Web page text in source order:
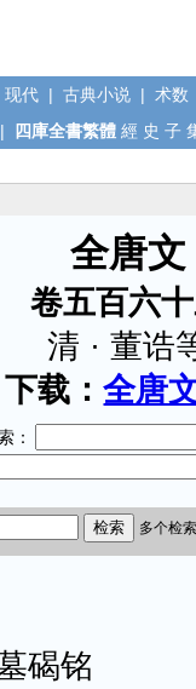
现代 | 古典小说 | 术数
| 四庫全書繁體 經 史 子
全唐文
卷五百六
清 · 董诰
下载：全唐
：
碣铭